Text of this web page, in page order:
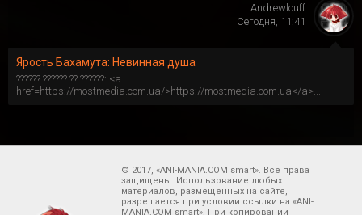
Ярость Бахамута: Невинная душа
?????? ?????? ?? ??????: <a
href=https://mostmedia.com.ua/>https://mostmedia.com.ua</a>...
Andrewlouff
Сегодня, 11:41
© 2017, «ANI-MANIA.COM smart». Все права
защищены. Использование любых
материалов, размещённых на сайте,
разрешается при условии ссылки на «ANI-
MANIA.COM smart». При копировании